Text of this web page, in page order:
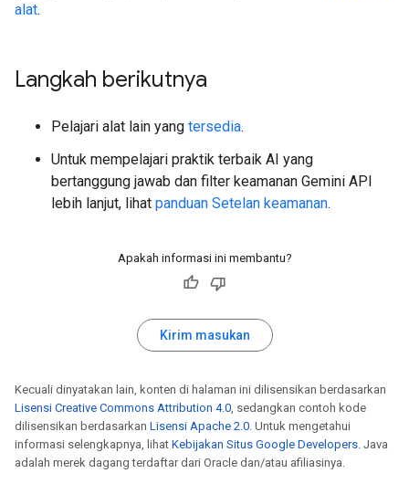
alat.
Langkah berikutnya
Pelajari alat lain yang tersedia.
Untuk mempelajari praktik terbaik AI yang
bertanggung jawab dan filter keamanan Gemini API
lebih lanjut, lihat panduan Setelan keamanan.
Apakah informasi ini membantu?
Kirim masukan
Kecuali dinyatakan lain, konten di halaman ini dilisensikan berdasarkan
Lisensi Creative Commons Attribution 4.0, sedangkan contoh kode
dilisensikan berdasarkan Lisensi Apache 2.0. Untuk mengetahui
informasi selengkapnya, lihat Kebijakan Situs Google Developers. Java
adalah merek dagang terdaftar dari Oracle dan/atau afiliasinya.